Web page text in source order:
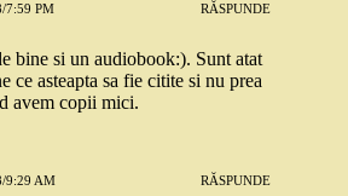
7:59 PM RĂSPUNDE
bine si un audiobook:). Sunt atat
ce asteapta sa fie citite si nu prea
avem copii mici.
9:29 AM RĂSPUNDE